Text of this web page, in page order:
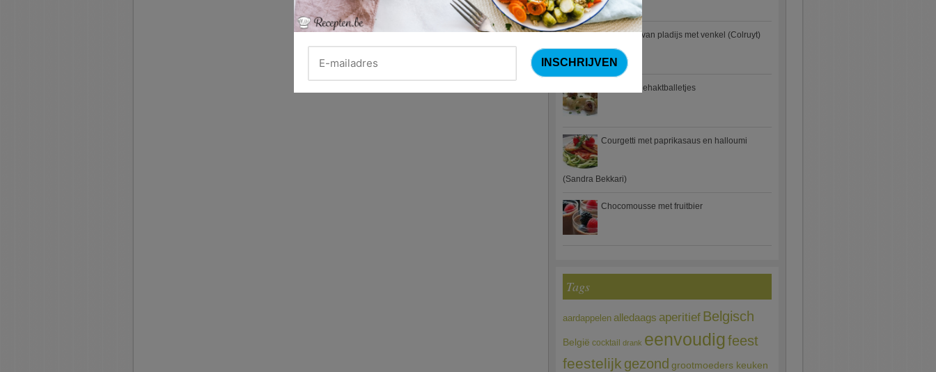
Waterzooi van pladijs met venkel (Colruyt)
Zweedse gehaktballetjes
Courgetti met paprikasaus en halloumi
(Sandra Bekkari)
Chocomousse met fruitbier
Tags
aardappelen alledaags aperitief Belgisch
België cocktail drank eenvoudigfeest
feestelijk gezond grootmoeders keuken